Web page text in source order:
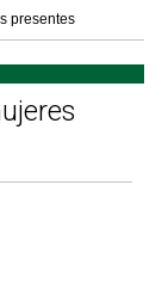
presentes